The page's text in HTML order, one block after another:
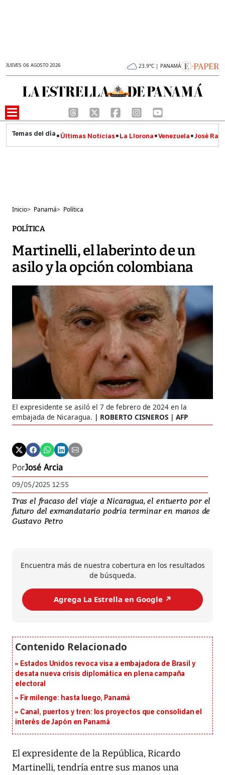
JUEVES 06 AGOSTO 2026 23.9°C | PANAMÁ
Últimas Noticias La Llorona Venezuela José
Inicio> Panamá> Política
POLÍTICA
Martinelli, el laberinto de un
asilo y la opción colombiana
El expresidente se asiló el 7 de febrero de 2024 en la
embajada de Nicaragua.
ROBERTO CISNEROS | AFP
PorJosé Arcia
09/05/2025 12:55
Tras el fracaso del viaje a Nicaragua, el entuerto por el
futuro del exmandatario podria terminar en manos de
Gustavo Petro
Encuentra más de nuestra cobertura en los resultados
de búsqueda.
Agrega La Estrella en Google ↗️
Estados Unidos revoca visa a embajadora de Brasil y
desata nueva crisis diplomática en plena campaña
electoral
Fir milenge: hasta luego, Panamá
Canal, puertos y tren: los proyectos que consolidan el
interés de Japón en Panamá
El expresidente de la República, Ricardo
Martinelli, tendría entre sus manos una